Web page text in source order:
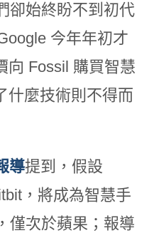
卻始終盼不到初代
今年年初才
向 Fossil 購買智慧
什麼技術則不得而
導提到，假設
，將成為智慧手
僅次於蘋果；報導